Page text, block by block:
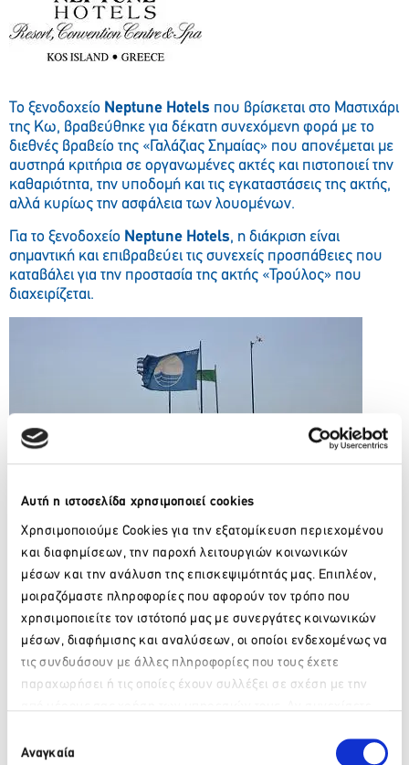
Αυτή η ιστοσελίδα χρησιμοποιεί cookies
Χρησιμοποιούμε Cookies για την εξατομίκευση περιεχομένου
και διαφημίσεων, την παροχή λειτουργιών κοινωνικών
μέσων και την ανάλυση της επισκεψιμότητάς μας. Επιπλέον,
μοιραζόμαστε πληροφορίες που αφορούν τον τρόπο που
χρησιμοποιείτε τον ιστότοπό μας με συνεργάτες κοινωνικών
μέσων, διαφήμισης και αναλύσεων, οι οποίοι ενδεχομένως να
τις συνδυάσουν με άλλες πληροφορίες που τους έχετε
παραχωρήσει ή τις οποίες έχουν συλλέξει σε σχέση με την
των Cookies μας.
συγκατάθεσης
Αναγκαία
Το ξενοδοχείο Neptune Hotels που βρίσκεται στο Μαστιχάρι
της Κω, βραβεύθηκε για δέκατη συνεχόμενη φορά με το
διεθνές βραβείο της «Γαλάζιας Σημαίας» που απονέμεται με
αυστηρά κριτήρια σε οργανωμένες ακτές και πιστοποιεί την
καθαριότητα, την υποδομή και τις εγκαταστάσεις της ακτής,
αλλά κυρίως την ασφάλεια των λουομένων.
Για το ξενοδοχείο Neptune Hotels, η διάκριση είναι
σημαντική και επιβραβεύει τις συνεχείς προσπάθειες που
καταβάλει για την προστασία της ακτής «Τρούλος» που
διαχειρίζεται.
Facebook Twitter LinkedIn
Πίσω